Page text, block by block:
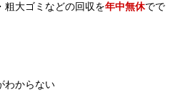
粗大ゴミなどの回収を年中無休でで
わからない